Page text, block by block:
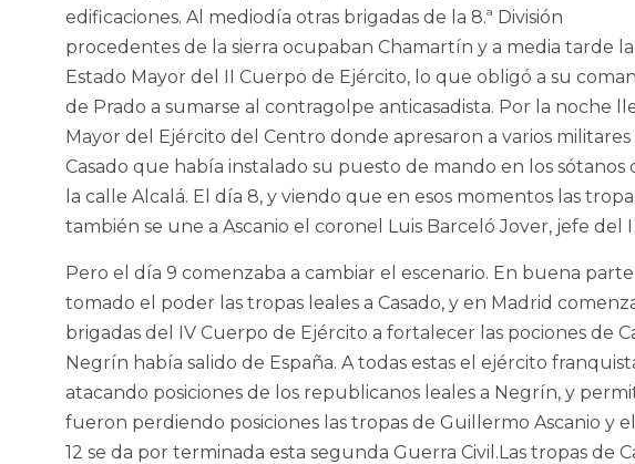
edificaciones. Al mediodía otras brigadas de la 8.ª División
procedentes de la sierra ocupaban Chamartín y a media tarde
Estado Mayor del II Cuerpo de Ejército, lo que obligó a su
de Prado a sumarse al contragolpe anticasadista. Por la noche
Mayor del Ejército del Centro donde apresaron a varios
Casado que había instalado su puesto de mando en los
la calle Alcalá. El día 8, y viendo que en esos momentos las
también se une a Ascanio el coronel Luis Barceló Jover, jefe del
Pero el día 9 comenzaba a cambiar el escenario. En buena
tomado el poder las tropas leales a Casado, y en Madrid
brigadas del IV Cuerpo de Ejército a fortalecer las pociones de
Negrín había salido de España. A todas estas el ejército
atacando posiciones de los republicanos leales a Negrín, y
fueron perdiendo posiciones las tropas de Guillermo Ascanio y
12 se da por terminada esta segunda Guerra Civil.Las tropas de